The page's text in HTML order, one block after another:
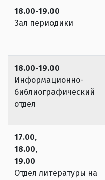
18.00-19.00
Зал периодики
18.00-19.00
Информационно-
библиографический
отдел
17.00,
18.00,
19.00
Отдел литературы на